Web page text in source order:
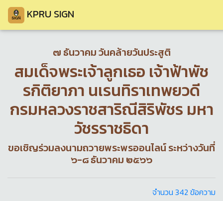
KPRU SIGN
๗ ธันวาคม วันคล้ายวันประสูติ
สมเด็จพระเจ้าลูกเธอ เจ้าฟ้าพัช
รกิติยาภา นเรนทิราเทพยวดี
กรมหลวงราชสาริณีสิริพัชร มหา
วัชรราชธิดา
ขอเชิญร่วมลงนามถวายพระพรออนไลน์ ระหว่างวันที่
๖-๘ ธันวาคม ๒๕๖๖
จำนวน 342 ข้อความ